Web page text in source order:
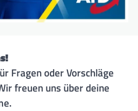
Fragen oder Vorschläge
freuen uns über deine